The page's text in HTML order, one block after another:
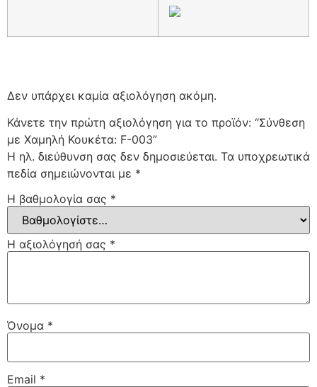
Δεν υπάρχει καμία αξιολόγηση ακόμη.
Κάνετε την πρώτη αξιολόγηση για το προϊόν: “Σύνθεση
με Χαμηλή Κουκέτα: F-003”
Η ηλ. διεύθυνση σας δεν δημοσιεύεται. Τα υποχρεωτικά
πεδία σημειώνονται με *
Η βαθμολογία σας *
Η αξιολόγησή σας *
Όνομα *
Email *